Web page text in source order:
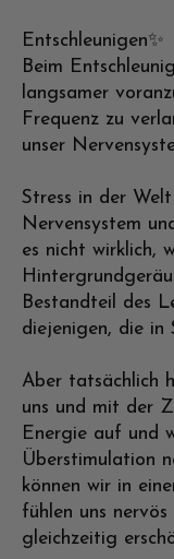
Entschleunigen✨
Beim
langsamer
Frequenz zu
unser
Stress in der
Nervensystem
es nicht wirklich,
Bestandteil des
diejenigen, die in
Aber tatsächlich
uns und mit der
Energie auf und
Überstimulation
können wir in
fühlen uns
gleichzeitig